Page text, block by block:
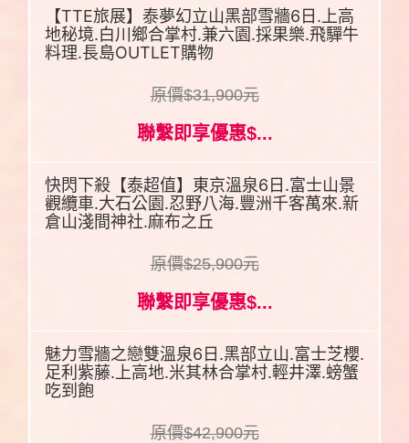
【TTE旅展】泰夢幻立山黑部雪牆6日.上高
地秘境.白川鄉合掌村.兼六園.採果樂.飛驒牛
料理.長島OUTLET購物
原價$31,900元
聯繫即享優惠$...
快閃下殺【泰超值】東京溫泉6日.富士山景
觀纜車.大石公園.忍野八海.豐洲千客萬來.新
倉山淺間神社.麻布之丘
原價$25,900元
聯繫即享優惠$...
魅力雪牆之戀雙溫泉6日.黑部立山.富士芝櫻.
足利紫藤.上高地.米其林合掌村.輕井澤.螃蟹
吃到飽
原價$42,900元